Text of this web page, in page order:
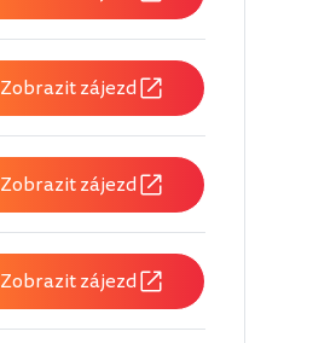
Zobrazit zájezd
Zobrazit zájezd
Zobrazit zájezd